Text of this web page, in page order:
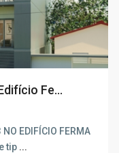
Fe...
NO EDIFÍCIO FERMA
tip ...